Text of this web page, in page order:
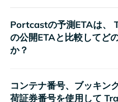
Portcastの予測ETAは、
の公開ETAと比較してど
か？
コンテナ番号、ブッキン
荷証券番号を使用して